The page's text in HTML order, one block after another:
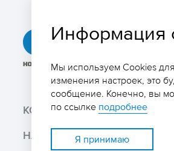
ГРК
КОМПАНИЯ
НАШ БИЗНЕС
Поиск
Поделиться
Информация
Мы используем Cookies
изменения настроек, это
сообщение. Конечно, вы
по ссылке подробнее
Я принимаю